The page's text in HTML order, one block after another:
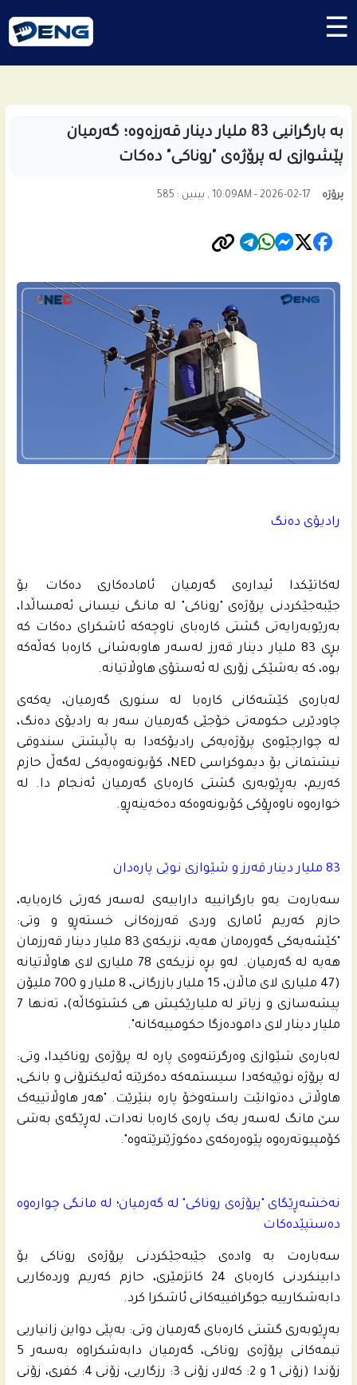
☰
بە بارگرانیی 83 ملیار دینار قەرزەوە؛ گەرمیان
پێشوازی لە پرۆژەی "روناکی" دەکات
پرۆژە 10:09AM - 2026-02-17 , بینین : 585
رادیۆی دەنگ
لەکاتێکدا ئیدارەی گەرمیان ئامادەکاری دەکات بۆ
جێبەجێکردنی پرۆژەی "روناکی" لە مانگی نیسانی ئەمساڵدا،
بەرێوبەرایەتی گشتی کارەبای ناوچەکە ئاشکرای دەکات کە
بڕی 83 ملیار دینار قەرز لەسەر هاوبەشانی کارەبا کەڵەکە
بوە، کە بەشێکی زۆری لە ئەستۆی هاوڵاتیانە.
له‌باره‌ى كێشه‌كانى كاره‌با له‌ سنورى گه‌رمیان، یه‌كه‌ى
چاودێریی حكومه‌تى خۆجێی گه‌رمیان سه‌ر به‌ رادیۆی ده‌نگ،
له‌ چوارچێوه‌ى پرۆژه‌یه‌كى رادیۆكه‌دا به‌ پاڵپشتی سندوقی
نیشتمانى بۆ دیموكراسی NED، كۆبونه‌وه‌یه‌كى له‌گه‌ڵ حازم
کەریم، بەڕێوبەری گشتی کارەبای گەرمیان ئه‌نجام دا. له‌
خواره‌وه‌ ناوه‌ڕۆكى كۆبونه‌وه‌كه‌ ده‌خه‌ینه‌ڕو.
83 ملیار دینار قەرز و شێوازی نوێی پارەدان
سەبارەت بەو بارگرانییە داراییەی لەسەر کەرتی کارەبایە،
حازم کەریم ئاماری وردی قەرزەکانی خستەڕو و وتی:
"کێشەیەکی گەورەمان هەیە، نزیکەی 83 ملیار دینار قەرزمان
هەیە لە گەرمیان. لەو بڕە نزیکەی 78 ملیاری لای هاوڵاتیانە
(47 ملیاری لای ماڵان، 15 ملیار بازرگانی، 8 ملیار و 700 ملیۆن
پیشەسازی و زیاتر لە ملیارێکیش هی کشتوکاڵە)، تەنها 7
ملیار دینار لای دامودەزگا حكومییه‌كانه‌".
لەبارەی شێوازی وەرگرتنەوەی پارە لە پرۆژەی روناکیدا، وتی:
لە پرۆژە نوێیەکەدا سیستمەکە دەکرێتە ئەلیکترۆنی و بانکی،
هاوڵاتی دەتوانێت راستەوخۆ پارە بنێرێت. "هەر هاوڵاتییەک
سێ مانگ لەسەر یەک پارەی کارەبا نەدات، لەڕێگەی بەشی
کۆمپیوتەرەوە پێوەرەکەی دەکوژێنرێتەوە".
نەخشەڕێگای "پرۆژەی روناکی" لە گەرمیان؛ لە مانگی چوارەوە
دەستپێدەکات
سەبارەت بە وادەی جێبەجێکردنی پرۆژەی روناکی بۆ
دابینکردنی کارەبای 24 کاتژمێری، حازم کەریم وردەکاریی
دابەشکارییە جوگرافییەکانی ئاشکرا کرد.
بەڕێوبەری گشتی کارەبای گەرمیان وتی: بەپێی دواین زانیاریی
تیمەکانی پرۆژەی روناکی، گەرمیان دابەشکراوە بەسەر 5
زۆندا (زۆنی 1 و 2: کەلار، زۆنی 3: رزگاریی، زۆنی 4: کفری، زۆنی